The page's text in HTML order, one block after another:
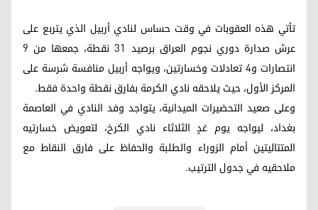
تأتي هذه العقوبات في وقت حساس لنادي أربيل الذي يتربع على
عرش صدارة دوري نجوم العراق برصيد 31 نقطة، جمعها من 9
انتصارات و4 تعادلات وخسارتين، ويواجه أربيل منافسة شرسة على
المركز الأول، حيث يلاحقه نادي الكرمة بفارق نقطة واحدة فقط.
وعلى صعيد التحضيرات الميدانية، يتواجد وفد النادي في العاصمة
بغداد، ليواجه يوم غدٍ الثلاثاء نادي الكرخ، لتعويض خسارتيه
المتتاليتين أمام الزوراء والطلبة والحفاظ على فارق النقاط مع
ملاحقيه في جدول الترتيب.